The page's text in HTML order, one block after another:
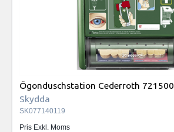
Ögonduschstation Cederroth 721500
Skydda
SK077140119
Pris Exkl. Moms